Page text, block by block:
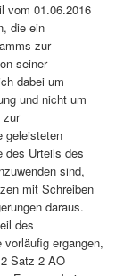
vom 01.06.2016
die ein
zur
seiner
dabei um
und nicht um
zur
geleisteten
des Urteils des
sind,
mit Schreiben
daraus.
des
ergangen,
Satz 2 AO